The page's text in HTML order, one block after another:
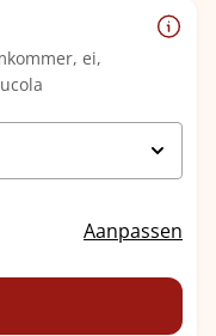
ei,
Aanpassen